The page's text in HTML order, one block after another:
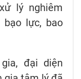
lý nghiêm
lực, bao
đại diện